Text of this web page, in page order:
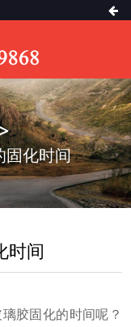
固化时间
时间
胶固化的时间呢？